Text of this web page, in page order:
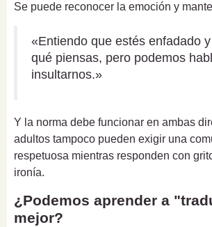
Se puede reconocer la emoción y
«Entiendo que estés enfadado
qué piensas, pero podemos
insultarnos.»
Y la norma debe funcionar en ambas
adultos tampoco pueden exigir una
respetuosa mientras responden con
ironía.
¿Podemos aprender a
mejor?